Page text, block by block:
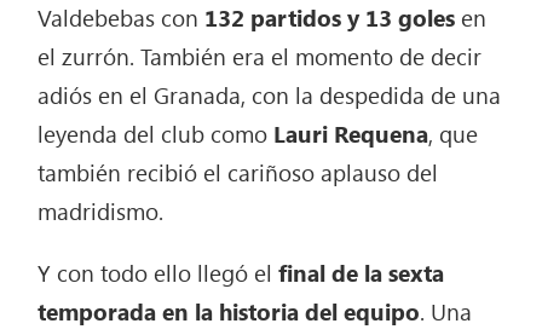
Valdebebas con 132 partidos y 13 goles en
el zurrón. También era el momento de decir
adiós en el Granada, con la despedida de una
leyenda del club como Lauri Requena, que
también recibió el cariñoso aplauso del
madridismo.
Y con todo ello llegó el final de la sexta
temporada en la historia del equipo. Una